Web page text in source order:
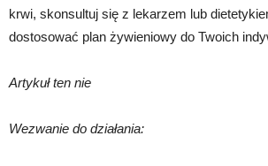
krwi, skonsultuj się z lekarzem lub
dostosować plan żywieniowy do Twoich
Artykuł ten nie
Wezwanie do działania: